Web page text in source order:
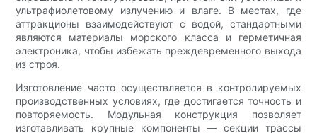
ультрафиолетовому излучению и влаге. В местах, где
аттракционы взаимодействуют с водой, стандартными
являются материалы морского класса и герметичная
электроника, чтобы избежать преждевременного выхода
из строя.
Изготовление часто осуществляется в контролируемых
производственных условиях, где достигается точность и
повторяемость. Модульная конструкция позволяет
изготавливать крупные компоненты — секции трассы